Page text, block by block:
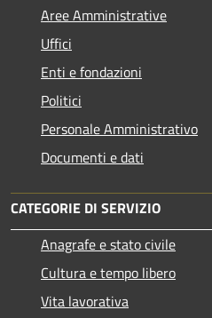
Aree Amministrative
Uffici
Enti e fondazioni
Politici
Personale Amministrativo
Documenti e dati
CATEGORIE DI SERVIZIO
Anagrafe e stato civile
Cultura e tempo libero
Vita lavorativa